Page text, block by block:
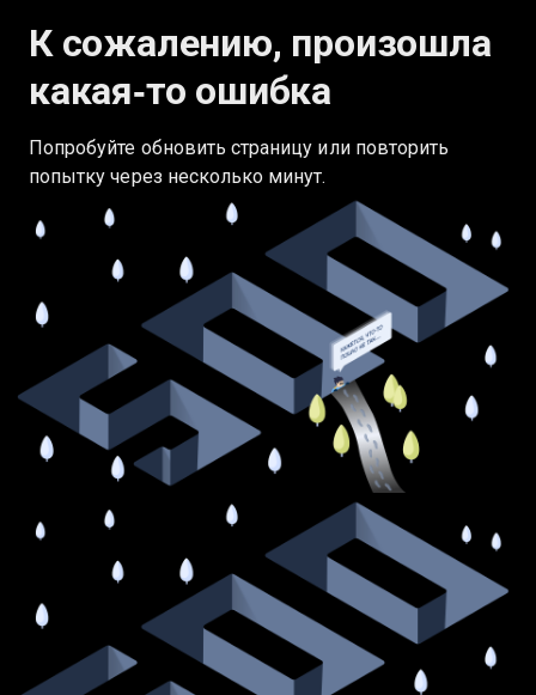
К сожалению, произошла
какая‑то ошибка
Попробуйте обновить страницу или повторить
попытку через несколько минут.